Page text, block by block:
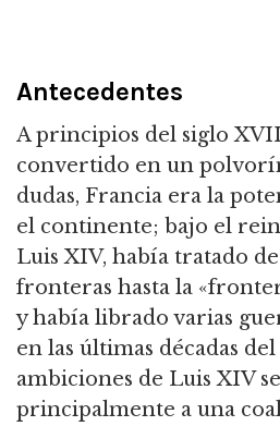
Antecedentes
A principios del siglo
convertido en un
dudas, Francia era la
el continente; bajo el
Luis XIV, había tratado
fronteras hasta la
y había librado varias
en las últimas décadas
ambiciones de Luis XIV
principalmente a una